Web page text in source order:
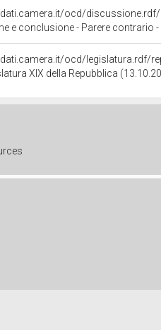
ocd/discussione.rdf/
- Parere contrario - Disposizioni concernenti la programmazione dell'edilizia residenziale
ocd/legislatura.rdf/
XIX della Repubblica